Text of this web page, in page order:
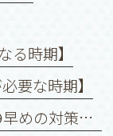
る時期】
要な時期】
【2月👹花粉が飛散し始める時期😷早めの対策を❗️】